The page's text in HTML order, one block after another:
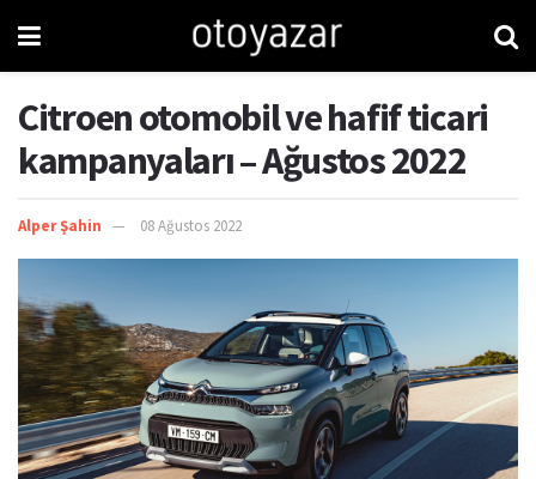
Citroen otomobil ve hafif ticari
kampanyaları – Ağustos 2022
Alper Şahin 08 Ağustos 2022